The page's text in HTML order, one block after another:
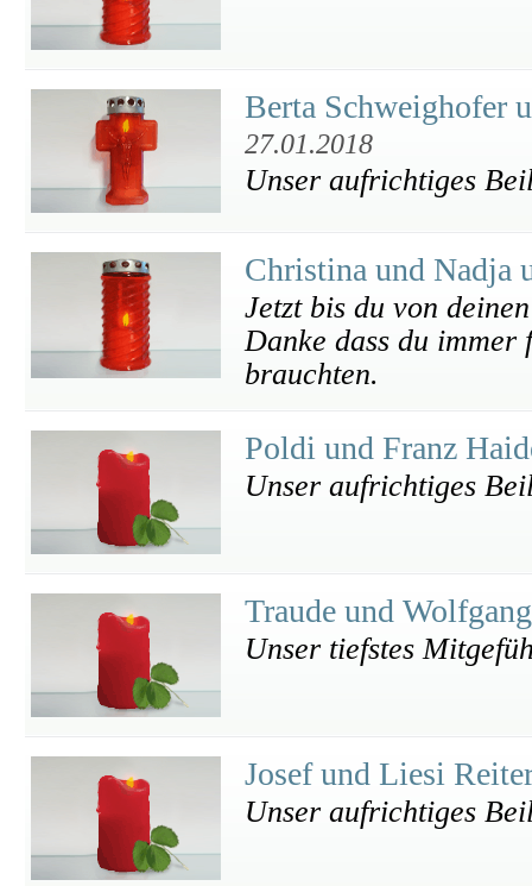
Berta Schweighofer
27.01.2018
Unser aufrichtiges
Christina und Nadja
Jetzt bis du von
Danke dass du
brauchten.
Poldi und Franz
Unser aufrichtiges
Traude und
Unser tiefstes
Josef und Liesi
Unser aufrichtiges